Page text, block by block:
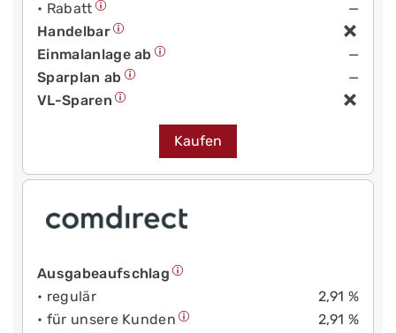
• Rabatt
—
Handelbar
Einmalanlage ab
—
Sparplan ab
—
VL-Sparen
Kaufen
Ausgabeaufschlag
• regulär
2,91 %
• für unsere Kunden
2,91 %